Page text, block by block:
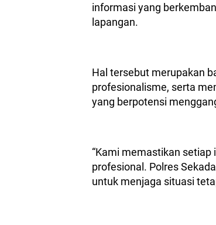
informasi yang
lapangan.
Hal tersebut merupakan
profesionalisme, serta
yang berpotensi
“Kami memastikan
profesional. Polres
untuk menjaga situasi